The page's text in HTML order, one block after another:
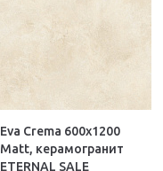
Eva Crema 600х1200
Matt, керамогранит
ETERNAL SALE